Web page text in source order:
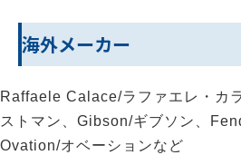
海外メーカー
Raffaele Calace/ラファエレ・カ
ストマン、Gibson/ギブソン、
Ovation/オベーションなど